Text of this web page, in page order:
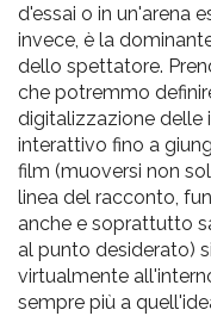
d'essai o in un'arena
invece, è la
dello spettatore.
che potremmo
digitalizzazione delle
interattivo fino a
film (muoversi non
linea del racconto,
anche e soprattutto
al punto desiderato)
virtualmente
sempre più a